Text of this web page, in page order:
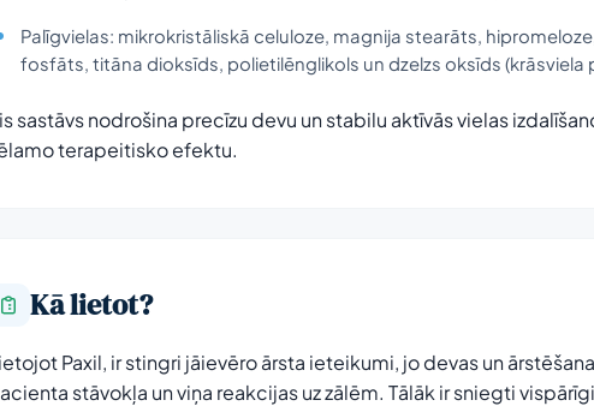
Palīgvielas: mikrokristāliskā celuloze, magnija stearāts,
fosfāts, titāna dioksīds, polietilēnglikols un dzelzs oksīds (krāsviela
sastāvs nodrošina precīzu devu un stabilu aktīvās vielas
terapeitisko efektu.
Kā lietot?
Paxil, ir stingri jāievēro ārsta ieteikumi, jo devas un
stāvokļa un viņa reakcijas uz zālēm. Tālāk ir sniegti